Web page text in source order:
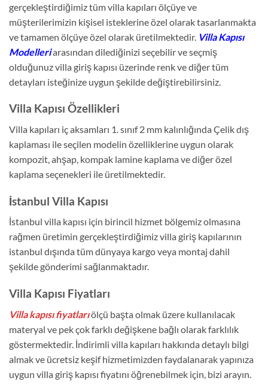
gerçekleştirdiğimiz tüm villa kapıları ölçüye ve
müşterilerimizin kişisel isteklerine özel olarak tasarlanmakta
ve tamamen ölçüye özel olarak üretilmektedir. Villa Kapısı
Modelleriarasından dilediğinizi seçebilir ve seçmiş
olduğunuz villa giriş kapısı üzerinde renk ve diğer tüm
detayları isteğinize uygun şekilde değiştirebilirsiniz.
Villa Kapısı Özellikleri
Villa kapıları iç aksamları 1. sınıf 2 mm kalınlığında Çelik dış
kaplaması ile seçilen modelin özelliklerine uygun olarak
kompozit, ahşap, kompak lamine kaplama ve diğer özel
kaplama seçenekleri ile üretilmektedir.
İstanbul Villa Kapısı
İstanbul villa kapısı için birincil hizmet bölgemiz olmasına
rağmen üretimin gerçekleştirdiğimiz villa giriş kapılarının
istanbul dışında tüm dünyaya kargo veya montaj dahil
şekilde gönderimi sağlanmaktadır.
Villa Kapısı Fiyatları
Villa kapısı fiyatlarıölçü başta olmak üzere kullanılacak
materyal ve pek çok farklı değişkene bağlı olarak farklılık
göstermektedir. İndirimli villa kapıları hakkında detaylı bilgi
almak ve ücretsiz keşif hizmetimizden faydalanarak yapınıza
uygun villa giriş kapısı fiyatını öğrenebilmek için, bizi arayın.